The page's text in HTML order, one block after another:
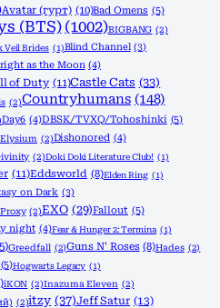
Avatar (гурт) (10)Bad Omens (5)
(BTS) (1002)BIGBANG (2)
Veil Brides (1)Blind Channel (3)
as the Moon (4)
of Duty (11)Castle Cats (33)
(2)Countryhumans (148)
Day6 (4)DBSK/TVXQ/Tohoshinki (5)
(2)Dishonored (4)
(2)Doki Doki Literature Club! (1)
(11)Eddsworld (8)Elden Ring (1)
on Dark (3)
(2)EXO (29)Fallout (5)
night (4)Fear & Hunger 2: Termina (1)
Greedfall (2)Guns N' Roses (8)Hades (2)
(5)Hogwarts Legacy (1)
iKON (2)Inazuma Eleven (2)
(2)itzy (37)Jeff Satur (13)